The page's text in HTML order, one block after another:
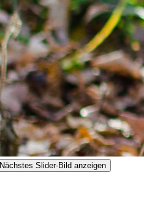
Nächstes Slider-Bild anzeigen